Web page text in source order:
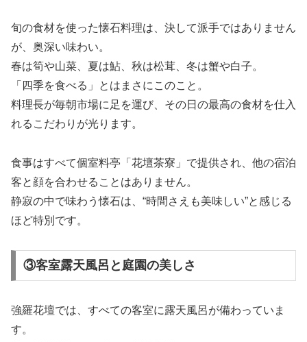
旬の食材を使った懐石料理は、決して派手ではありません
が、奥深い味わい。
春は筍や山菜、夏は鮎、秋は松茸、冬は蟹や白子。
「四季を食べる」とはまさにこのこと。
料理長が毎朝市場に足を運び、その日の最高の食材を仕入
れるこだわりが光ります。
食事はすべて個室料亭「花壇茶寮」で提供され、他の宿泊
客と顔を合わせることはありません。
静寂の中で味わう懐石は、“時間さえも美味しい”と感じる
ほど特別です。
③客室露天風呂と庭園の美しさ
強羅花壇では、すべての客室に露天風呂が備わっていま
す。